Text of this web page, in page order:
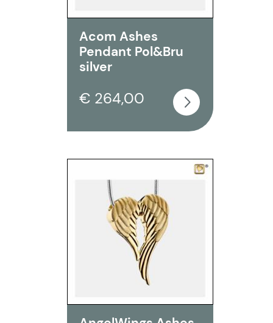
Acom Ashes
Pendant Pol&Bru
silver
€ 264,00